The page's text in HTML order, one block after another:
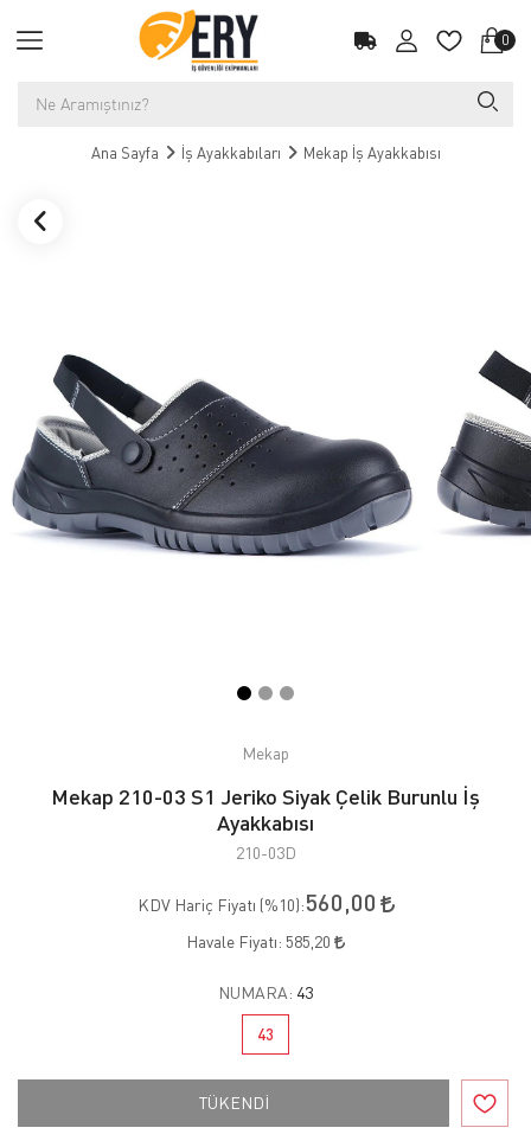
0
Ana Sayfa İş Ayakkabıları Mekap İş Ayakkabısı
Mekap
Mekap 210-03 S1 Jeriko Siyak Çelik Burunlu İş
Ayakkabısı
210-03D
KDV Hariç Fiyatı (%10):560,00
Havale Fiyatı: 585,20
NUMARA: 43
43
TÜKENDİ